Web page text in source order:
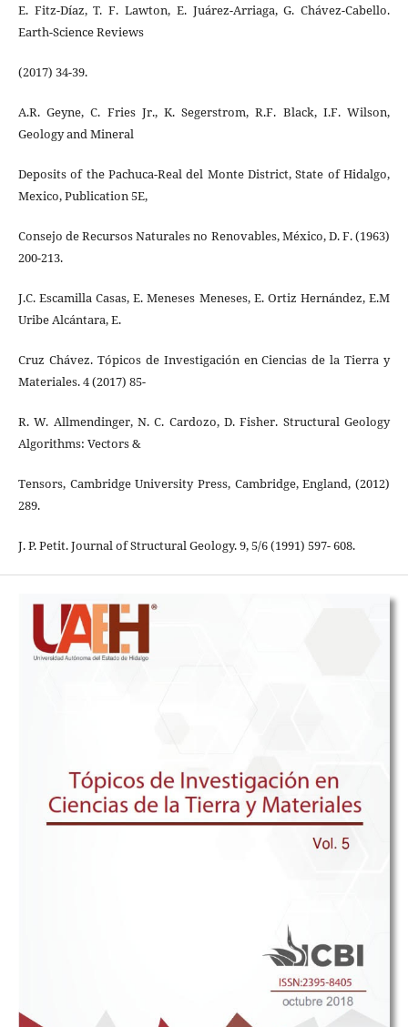
E. Fitz-Díaz, T. F. Lawton, E. Juárez-Arriaga, G. Chávez-Cabello.
Earth-Science Reviews
(2017) 34-39.
A.R. Geyne, C. Fries Jr., K. Segerstrom, R.F. Black, I.F. Wilson,
Geology and Mineral
Deposits of the Pachuca-Real del Monte District, State of Hidalgo,
Mexico, Publication 5E,
Consejo de Recursos Naturales no Renovables, México, D. F. (1963)
200-213.
J.C. Escamilla Casas, E. Meneses Meneses, E. Ortiz Hernández, E.M
Uribe Alcántara, E.
Cruz Chávez. Tópicos de Investigación en Ciencias de la Tierra y
Materiales. 4 (2017) 85-
R. W. Allmendinger, N. C. Cardozo, D. Fisher. Structural Geology
Algorithms: Vectors &
Tensors, Cambridge University Press, Cambridge, England, (2012)
289.
J. P. Petit. Journal of Structural Geology. 9, 5/6 (1991) 597- 608.